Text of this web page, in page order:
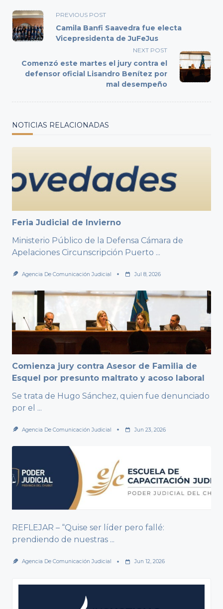
<span
class="nav-
subtitle
reader-
text">Page</span>
PREVIOUS POST
Camila Banfi Saavedra fue electa
Vicepresidenta de JuFeJus
NEXT POST
Comenzó este martes el jury contra el
defensor oficial Lisandro Benítez por
mal desempeño
NOTICIAS RELACIONADAS
Feria Judicial de Invierno
Ministerio Público de la Defensa Cámara de
Apelaciones Circunscripción Puerto ...
Agencia De Comunicación Judicial Jul 8, 2026
Comienza jury contra Asesor de Familia de
Esquel por presunto maltrato y acoso laboral
Se trata de Hugo Sánchez, quien fue denunciado
por el ...
Agencia De Comunicación Judicial Jun 23, 2026
REFLEJAR – “Quise ser líder pero fallé:
prendiendo de nuestras ...
Agencia De Comunicación Judicial Jun 12, 2026